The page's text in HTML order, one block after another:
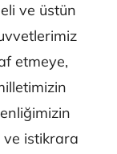
ve üstün
etmeye,
ve istikrara